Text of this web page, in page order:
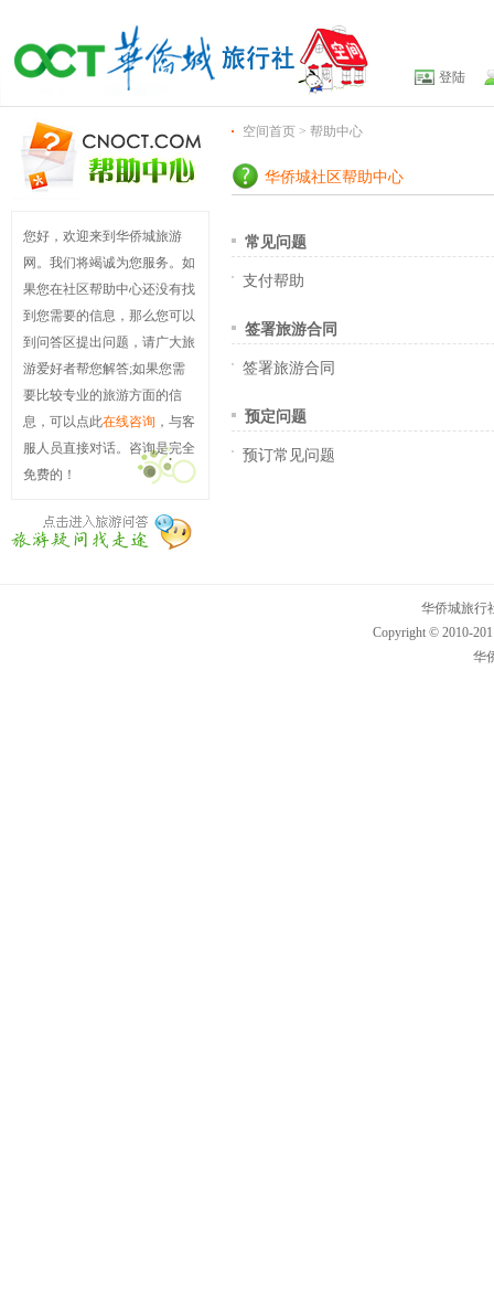
登陆
您好，欢迎来到华侨城旅游
网。我们将竭诚为您服务。如
果您在社区帮助中心还没有找
到您需要的信息，那么您可以
到问答区提出问题，请广大旅
游爱好者帮您解答;如果您需
要比较专业的旅游方面的信
息，可以点此在线咨询 ，与客
服人员直接对话。咨询是完全
免费的！
空间首页 > 帮助中心
华侨城社区帮助中心
常见问题
支付帮助
签署旅游合同
签署旅游合同
预定问题
预订常见问题
华侨城旅行
Copyright © 2010-
华